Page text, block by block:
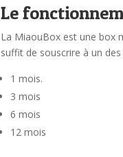
Le
La MiaouBox est une box
suffit de souscrire à un
1 mois.
3 mois
6 mois
12 mois